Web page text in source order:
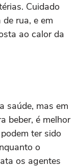
Cuidado
rua, e em
ao calor da
saúde, mas em
beber, é melhor
ter sido
o
os agentes